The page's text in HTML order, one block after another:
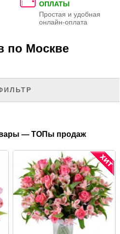
ОПЛАТЫ
Простая и удобная
онлайн-оплата
по Москве
— ТОПы продаж